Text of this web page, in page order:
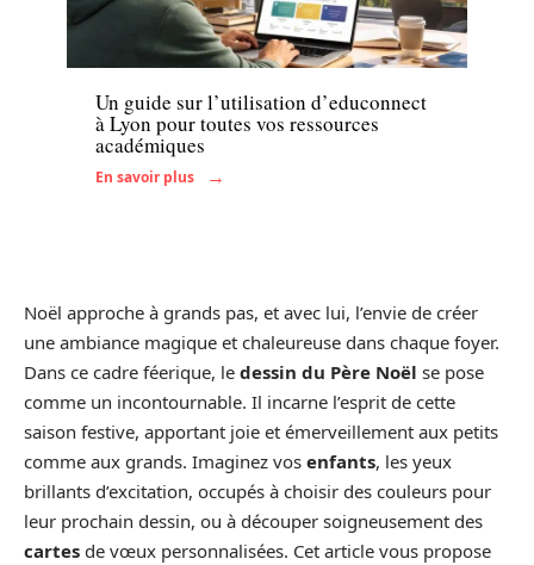
Un guide sur l’utilisation d’educonnect
à Lyon pour toutes vos ressources
académiques
En savoir plus
Noël approche à grands pas, et avec lui, l’envie de créer
une ambiance magique et chaleureuse dans chaque foyer.
Dans ce cadre féerique, le dessin du Père Noël se pose
comme un incontournable. Il incarne l’esprit de cette
saison festive, apportant joie et émerveillement aux petits
comme aux grands. Imaginez vos enfants, les yeux
brillants d’excitation, occupés à choisir des couleurs pour
leur prochain dessin, ou à découper soigneusement des
cartes de vœux personnalisées. Cet article vous propose